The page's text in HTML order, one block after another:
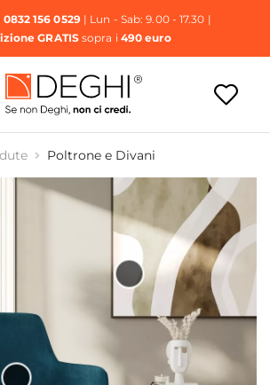
0832 156 0529| Lun - Sab: 9.00 - 17.30 |
GRATISsopra i 490 euro
Poltrone e Divani